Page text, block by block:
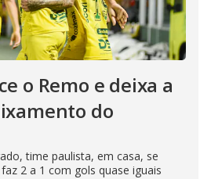
o Remo e deixa a
do
time paulista, em casa, se
2 a 1 com gols quase iguais